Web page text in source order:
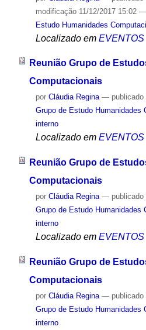
modificação11/12/2017 15:02 —
Estudo Humanidades
Localizado em EVENTOS
Reunião Grupo de
Computacionais
por Cláudia Regina — publicado
Grupo de Estudo Humanidades
interno
Localizado em EVENTOS
Reunião Grupo de
Computacionais
por Cláudia Regina — publicado
Grupo de Estudo Humanidades
interno
Localizado em EVENTOS
Reunião Grupo de
Computacionais
por Cláudia Regina — publicado
Grupo de Estudo Humanidades
interno